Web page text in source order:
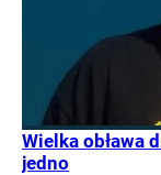
Wielka obława
jedno